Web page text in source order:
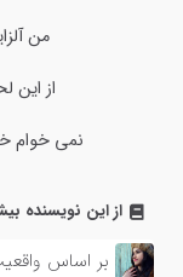
من
از این
نمی خوام
از این نویسنده
بر اساس